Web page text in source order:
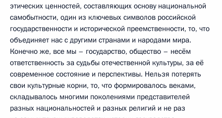
этических ценностей, составляющих основу национальной
самобытности, один из ключевых символов российской
государственности и исторической преемственности, то, что
объединяет нас с другими странами и народами мира.
Конечно же, все мы – государство, общество – несём
ответственность за судьбы отечественной культуры, за её
современное состояние и перспективы. Нельзя потерять
свои культурные корни, то, что формировалось веками,
складывалось многими поколениями представителей
разных национальностей и разных религий и не раз